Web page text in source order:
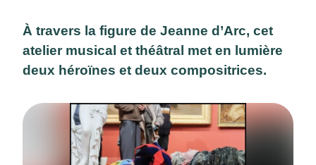
À travers la figure de Jeanne d’Arc, cet
atelier musical et théâtral met en lumière
deux héroïnes et deux compositrices.